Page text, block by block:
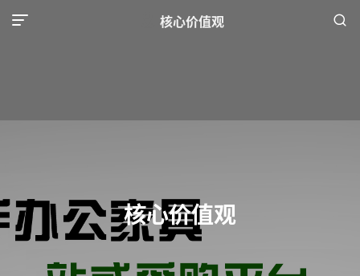
核心价值观
核心价值观